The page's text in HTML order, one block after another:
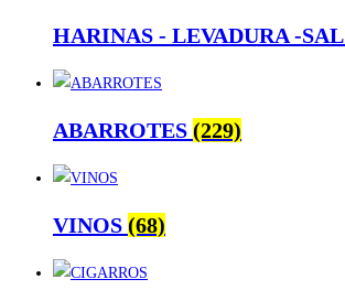
HARINAS - LEVADURA -SAL
ABARROTES (229)
VINOS (68)